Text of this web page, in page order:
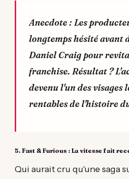
Anecdote : Les
longtemps hésité avant
Daniel Craig pour
franchise. Résultat ?
devenu l'un des visages
rentables de l'histoire
5. Fast & Furious : La vitesse fait
Qui aurait cru qu'une saga